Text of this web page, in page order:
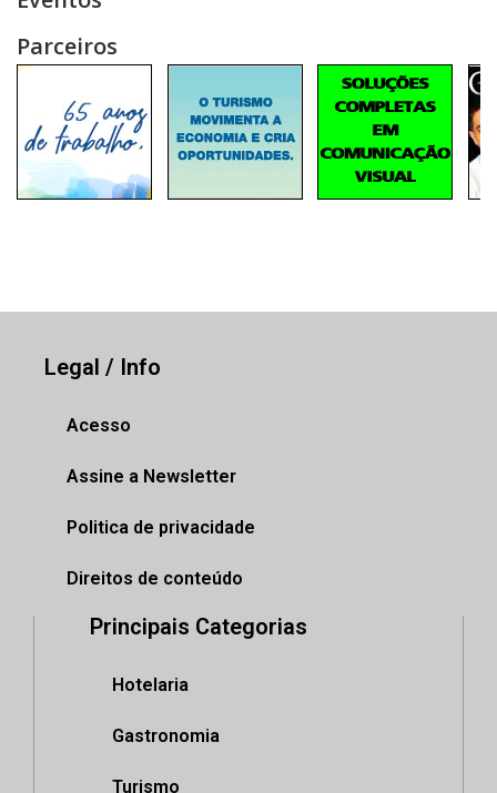
Parceiros
Legal / Info
Acesso
Assine a Newsletter
Politica de privacidade
Direitos de conteúdo
Principais Categorias
Hotelaria
Gastronomia
Turismo